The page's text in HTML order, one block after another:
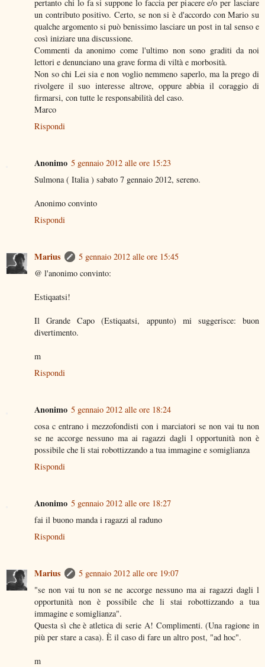
pertanto chi lo fa si suppone lo faccia per piacere e/o per lasciare
un contributo positivo. Certo, se non si è d'accordo con Mario su
qualche argomento si può benissimo lasciare un post in tal senso e
così iniziare una discussione.
Commenti da anonimo come l'ultimo non sono graditi da noi
lettori e denunciano una grave forma di viltà e morbosità.
Non so chi Lei sia e non voglio nemmeno saperlo, ma la prego di
rivolgere il suo interesse altrove, oppure abbia il coraggio di
firmarsi, con tutte le responsabilità del caso.
Marco
Rispondi
Anonimo 5 gennaio 2012 alle ore 15:23
Sulmona ( Italia ) sabato 7 gennaio 2012, sereno.
Anonimo convinto
Rispondi
Marius
5 gennaio 2012 alle ore 15:45
@ l'anonimo convinto:
Estiqaatsi!
Il Grande Capo (Estiqaatsi, appunto) mi suggerisce: buon
divertimento.
m
Rispondi
Anonimo 5 gennaio 2012 alle ore 18:24
cosa c entrano i mezzofondisti con i marciatori se non vai tu non
se ne accorge nessuno ma ai ragazzi dagli l opportunità non è
possibile che li stai robottizzando a tua immagine e somiglianza
Rispondi
Anonimo 5 gennaio 2012 alle ore 18:27
fai il buono manda i ragazzi al raduno
Rispondi
Marius
5 gennaio 2012 alle ore 19:07
"se non vai tu non se ne accorge nessuno ma ai ragazzi dagli l
opportunità non è possibile che li stai robottizzando a tua
immagine e somiglianza".
Questa sì che è atletica di serie A! Complimenti. (Una ragione in
più per stare a casa). È il caso di fare un altro post, "ad hoc".
m